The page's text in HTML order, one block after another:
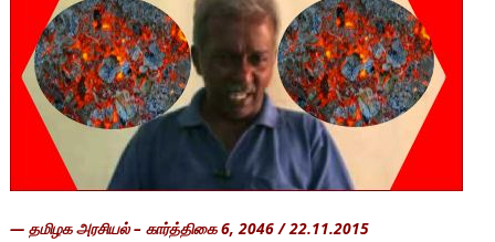
— தமிழக அரசியல் – கார்த்திகை 6, 2046 / 22.11.2015